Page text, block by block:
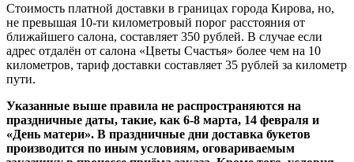
Стоимость платной доставки в границах города Кирова, но,
не превышая 10-ти километровый порог расстояния от
ближайшего салона, составляет 350 рублей. В случае если
адрес отдалён от салона «Цветы Счастья» более чем на 10
километров, тариф доставки составляет 35 рублей за километр
пути.
Указанные выше правила не распространяются на
праздничные даты, такие, как 6-8 марта, 14 февраля и
«День матери». В праздничные дни доставка букетов
производится по иным условиям, оговариваемым